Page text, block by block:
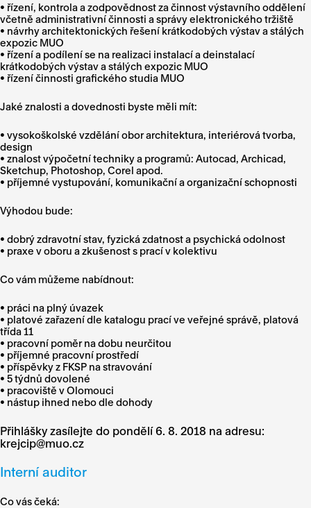
• řízení, kontrola a zodpovědnost za činnost výstavního oddělení
včetně administrativní činnosti a správy elektronického tržiště
• návrhy architektonických řešení krátkodobých výstav a stálých
expozic MUO
• řízení a podílení se na realizaci instalací a deinstalací
krátkodobých výstav a stálých expozic MUO
• řízení činnosti grafického studia MUO
Jaké znalosti a dovednosti byste měli mít:
• vysokoškolské vzdělání obor architektura, interiérová tvorba,
design
• znalost výpočetní techniky a programů: Autocad, Archicad,
Sketchup, Photoshop, Corel apod.
• příjemné vystupování, komunikační a organizační schopnosti
Výhodou bude:
• dobrý zdravotní stav, fyzická zdatnost a psychická odolnost
• praxe v oboru a zkušenost s prací v kolektivu
Co vám můžeme nabídnout:
• práci na plný úvazek
• platové zařazení dle katalogu prací ve veřejné správě, platová
třída 11
• pracovní poměr na dobu neurčitou
• příjemné pracovní prostředí
• příspěvky z FKSP na stravování
• 5 týdnů dovolené
• pracoviště v Olomouci
• nástup ihned nebo dle dohody
Přihlášky zasílejte do pondělí 6. 8. 2018 na adresu:
krejcip@muo.cz
Interní auditor
Co vás čeká: